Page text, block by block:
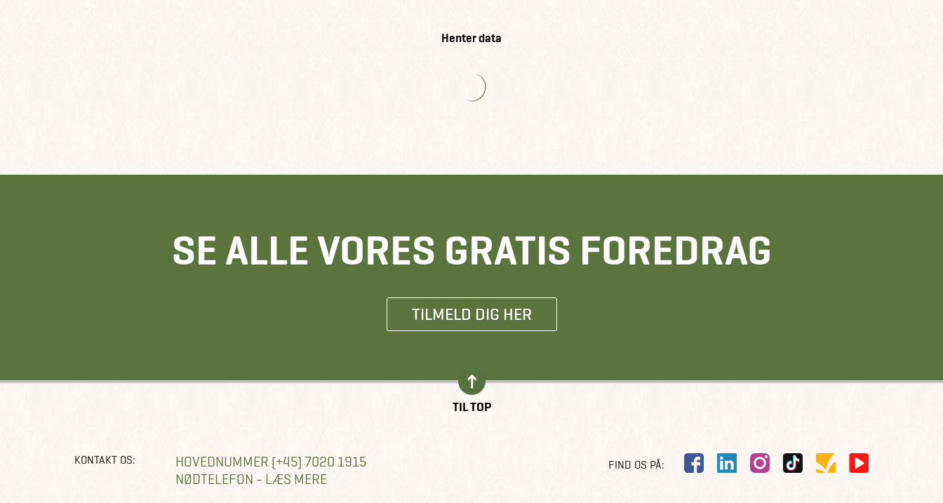
Henter data
SE ALLE VORES GRATIS FOREDRAG
TILMELD DIG HER
TIL TOP
KONTAKT OS:
HOVEDNUMMER (+45) 7020 1915
NØDTELEFON - LÆS MERE
FIND OS PÅ: